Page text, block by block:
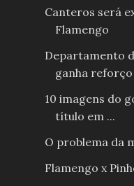
Canteros será
Flamengo
Departamento
ganha reforço
10 imagens do
título em ...
O problema da
Flamengo x